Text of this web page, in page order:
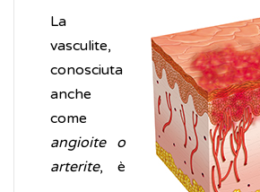
La
vasculite,
conosciuta
anche
come
angioite o
arterite, è